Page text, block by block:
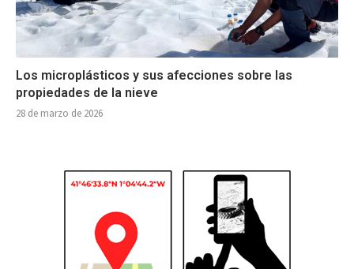
Los microplásticos y sus afecciones sobre las
propiedades de la nieve
28 de marzo de 2026